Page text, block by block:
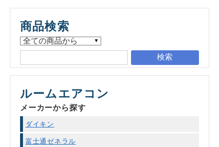
商品検索
検索
ルームエアコン
メーカーから探す
ダイキン
富士通ゼネラル